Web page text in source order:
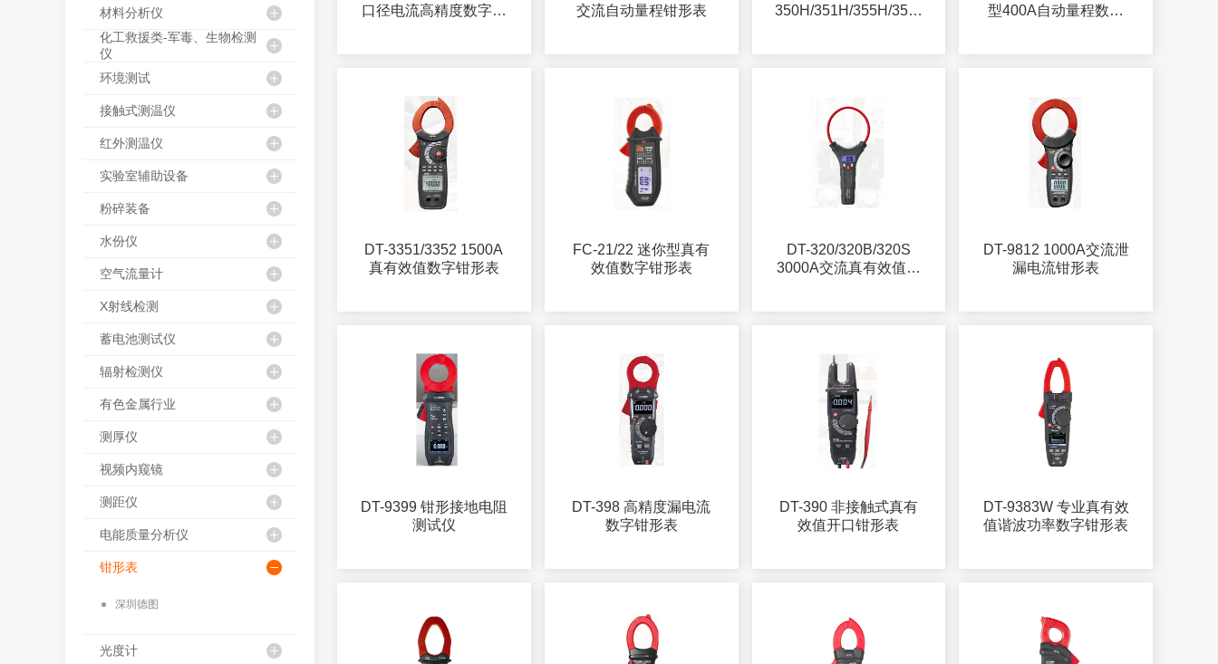
材料分析仪
化工救援类-军毒、生物检测
仪
环境测试
接触式测温仪
红外测温仪
实验室辅助设备
粉碎装备
水份仪
空气流量计
X射线检测
蓄电池测试仪
辐射检测仪
有色金属行业
测厚仪
视频内窥镜
测距仪
电能质量分析仪
钳形表
深圳德图
光度计
口径电流高精度数字钳
交流自动量程钳形表
350H/351H/355H/356H
型400A自动量程数字
DT-3351/3352 1500A
真有效值数字钳形表
FC-21/22 迷你型真有
效值数字钳形表
DT-320/320B/320S
3000A交流真有效值柔
DT-9812 1000A交流泄
漏电流钳形表
DT-9399 钳形接地电阻
测试仪
DT-398 高精度漏电流
数字钳形表
DT-390 非接触式真有
效值开口钳形表
DT-9383W 专业真有效
值谐波功率数字钳形表